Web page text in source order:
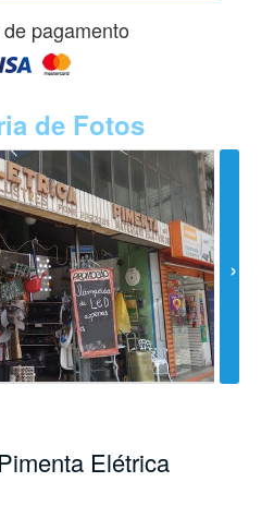
pagamento
de Fotos
Elétrica